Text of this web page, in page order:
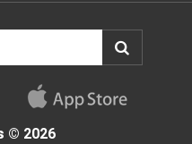
© 2026